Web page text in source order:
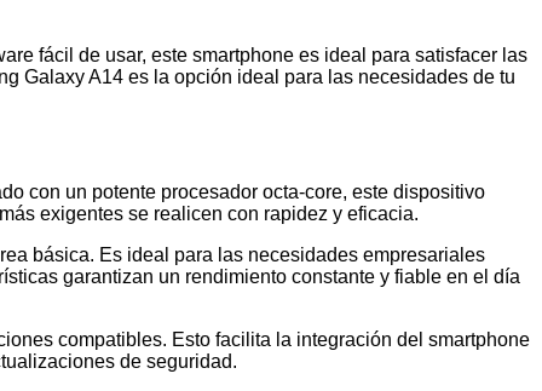
fácil de usar, este smartphone es ideal para satisfacer las
Galaxy A14 es la opción ideal para las necesidades de tu
con un potente procesador octa-core, este dispositivo
exigentes se realicen con rapidez y eficacia.
básica. Es ideal para las necesidades empresariales
garantizan un rendimiento constante y fiable en el día
compatibles. Esto facilita la integración del smartphone
de seguridad.